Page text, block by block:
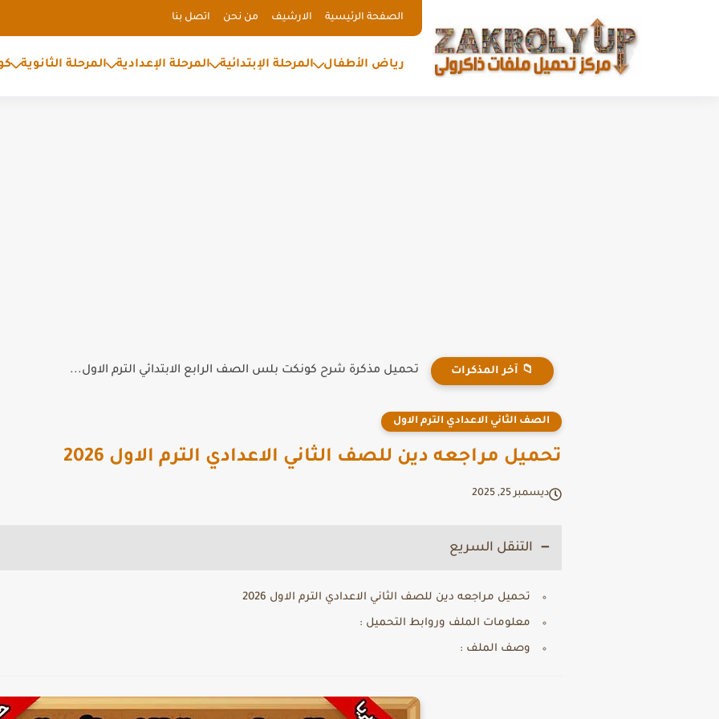
الصفحة الرئيسية الارشيف من نحن اتصل بنا
رياض الأطفال المرحلة الإبتدائية المرحلة الإعدادية المرحلة الثانوية
📁 آخر المذكرات تحميل مذكرة شرح كونكت بلس الصف الرابع الابتدائي الترم الاول...
الصف الثاني الاعدادي الترم الاول
تحميل مراجعه دين للصف الثاني الاعدادي الترم الاول 2026
ديسمبر 25, 2025
التنقل السريع
تحميل مراجعه دين للصف الثاني الاعدادي الترم الاول 2026
معلومات الملف وروابط التحميل :
وصف الملف :